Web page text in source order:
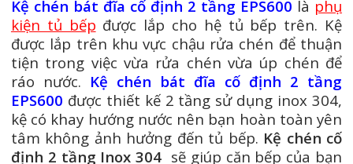
Kệ chén bát đĩa cố định 2 tầng EPS600 là phụ
kiện tủ bếp được lắp cho hệ tủ bếp trên. Kệ
được lắp trên khu vực chậu rửa chén để thuận
tiện trong việc vừa rửa chén vừa úp chén để
ráo nước. Kệ chén bát đĩa cố định 2 tầng
EPS600 được thiết kế 2 tầng sử dụng inox 304,
kệ có khay hướng nước nên bạn hoàn toàn yên
tâm không ảnh hưởng đến tủ bếp. Kệ chén cố
định 2 tầng Inox 304 sẽ giúp căn bếp của bạn